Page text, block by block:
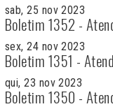
sab, 25 nov 2023
Boletim 1352 -
sex, 24 nov 2023
Boletim 1351 -
qui, 23 nov 2023
Boletim 1350 -